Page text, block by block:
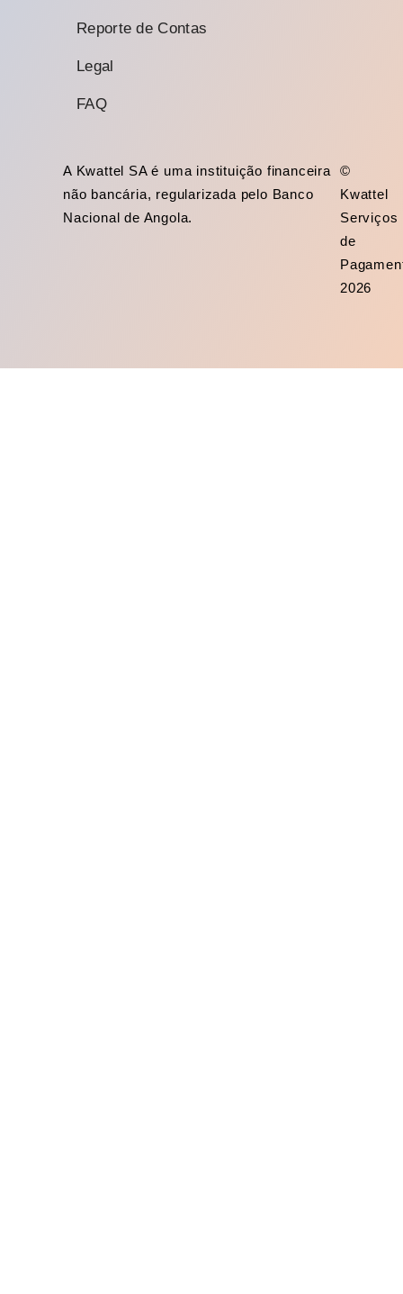
Reporte de Contas
Legal
FAQ
A Kwattel SA é uma instituição financeira
não bancária, regularizada pelo Banco
Nacional de Angola.
©
Kwattel
Serviços
de
2026